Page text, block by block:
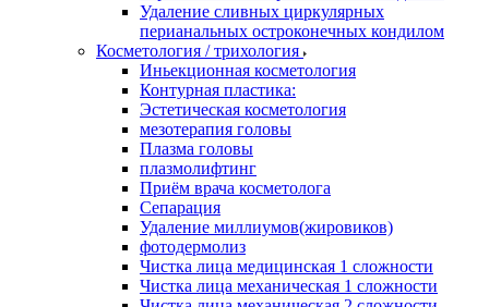
Удаление сливных циркулярных
перианальных остроконечных кондилом
Косметология / трихология
Иньекционная косметология
Контурная пластика:
Эстетическая косметология
мезотерапия головы
Плазма головы
плазмолифтинг
Приём врача косметолога
Сепарация
Удаление миллиумов(жировиков)
фотодермолиз
Чистка лица медицинская 1 сложности
Чистка лица механическая 1 сложности